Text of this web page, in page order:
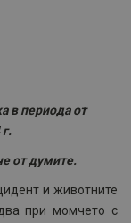
в периода от
от думите.
и животните
при момчето с